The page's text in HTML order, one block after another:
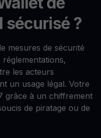
sécurisé ?
mesures de sécurité
les acteurs
un usage légal. Votre
grâce à un chiffrement
de piratage ou de